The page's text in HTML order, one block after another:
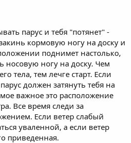
парус и тебя "потянет" -
кормовую ногу на доску и
поднимет настолько,
носовую ногу на доску. Чем
тела, тем лечге старт. Если
должен затянуть тебя на
важное это расположение
Все время следи за
Если ветер слабый
уваленной, а если ветер
приведенная.